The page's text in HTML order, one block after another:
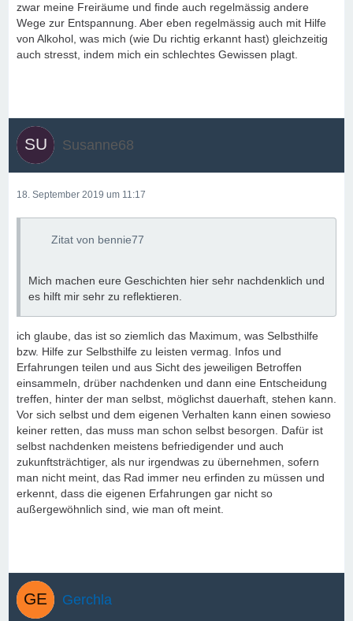
zwar meine Freiräume und finde auch regelmässig andere
Wege zur Entspannung. Aber eben regelmässig auch mit Hilfe
von Alkohol, was mich (wie Du richtig erkannt hast) gleichzeitig
auch stresst, indem mich ein schlechtes Gewissen plagt.
Susanne68
18. September 2019 um 11:17
Zitat von bennie77
Mich machen eure Geschichten hier sehr nachdenklich und
es hilft mir sehr zu reflektieren.
ich glaube, das ist so ziemlich das Maximum, was Selbsthilfe
bzw. Hilfe zur Selbsthilfe zu leisten vermag. Infos und
Erfahrungen teilen und aus Sicht des jeweiligen Betroffen
einsammeln, drüber nachdenken und dann eine Entscheidung
treffen, hinter der man selbst, möglichst dauerhaft, stehen kann.
Vor sich selbst und dem eigenen Verhalten kann einen sowieso
keiner retten, das muss man schon selbst besorgen. Dafür ist
selbst nachdenken meistens befriedigender und auch
zukunftsträchtiger, als nur irgendwas zu übernehmen, sofern
man nicht meint, das Rad immer neu erfinden zu müssen und
erkennt, dass die eigenen Erfahrungen gar nicht so
außergewöhnlich sind, wie man oft meint.
Gerchla